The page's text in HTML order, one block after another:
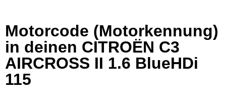
Motorcode (Motorkennung)
in deinen CITROËN C3
AIRCROSS II 1.6 BlueHDi
115